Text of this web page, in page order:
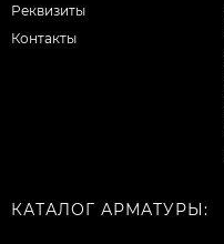
Реквизиты
Контакты
КАТАЛОГ АРМАТУРЫ: